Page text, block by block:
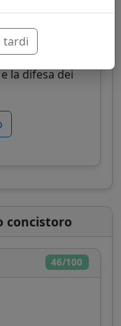
a
impegno
la difesa dei
concistoro
46/100
tardi